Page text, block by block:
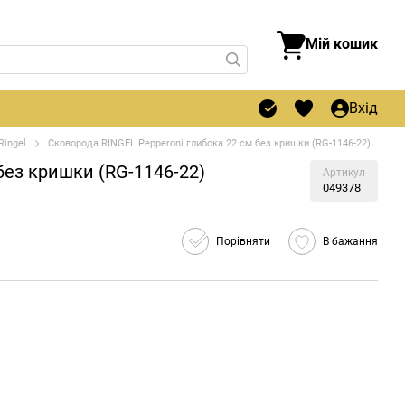
Мій кошик
Вхід
Сковорода RINGEL Pepperoni глибока 22 см без кришки (RG-1146-22)
кришки (RG-1146-22) Артикул
049378
Порівняти В бажання